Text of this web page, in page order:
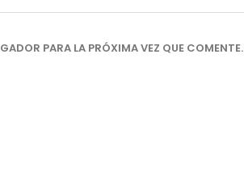
PARA LA PRÓXIMA VEZ QUE COMENTE.